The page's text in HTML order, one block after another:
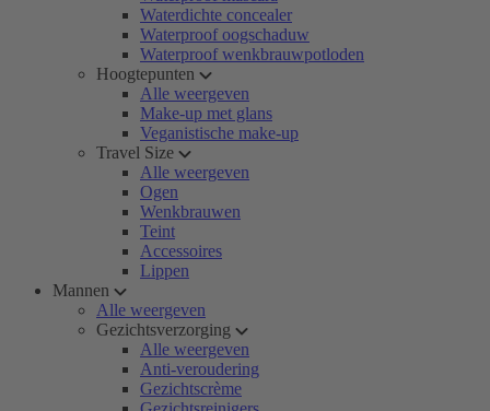
Waterdichte concealer
Waterproof oogschaduw
Waterproof wenkbrauwpotloden
Hoogtepunten
Alle weergeven
Make-up met glans
Veganistische make-up
Travel Size
Alle weergeven
Ogen
Wenkbrauwen
Teint
Accessoires
Lippen
Mannen
Alle weergeven
Gezichtsverzorging
Alle weergeven
Anti-veroudering
Gezichtscrème